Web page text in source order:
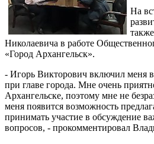
На
Николаевича в работе
«Город Архангельск».
- Игорь Викторович включил меня
при главе города. Мне очень
Архангельске, поэтому мне не
меня появится возможность
принимать участие в обсуждение
вопросов, - прокомментировал